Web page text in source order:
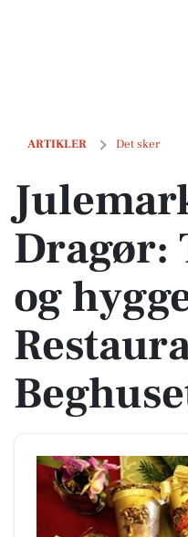
ARTIKLER Det sker
Julemarked i Dragør:
Dragør:
og